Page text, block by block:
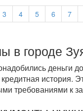
3 4 5 6 7
в городе
деньги
кредитная
требованиями к